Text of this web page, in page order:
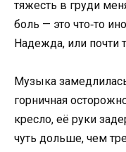
тяжесть в груди
боль — это что‑то
Надежда, или почти
Музыка
горничная
кресло, её руки
чуть дольше, чем